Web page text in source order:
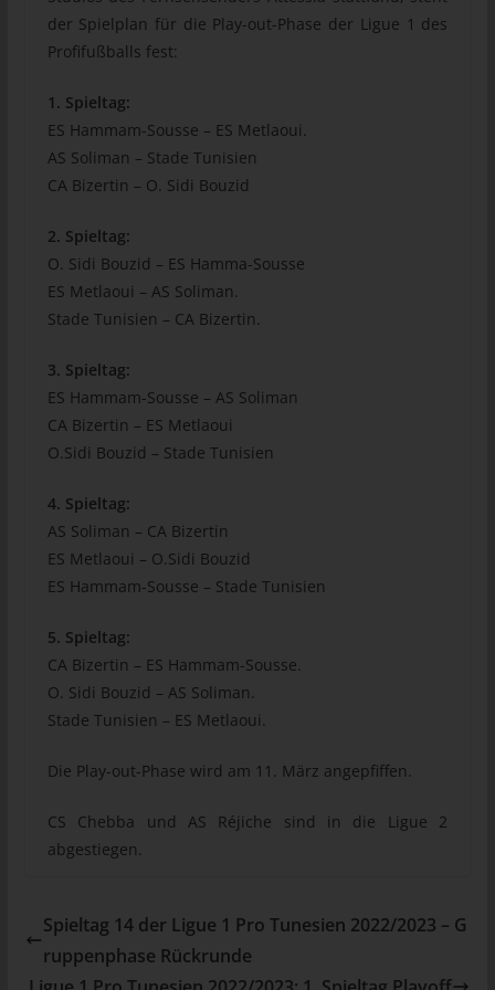
der Spielplan für die Play-out-Phase der Ligue 1 des
Profifußballs fest:
1. Spieltag:
ES Hammam-Sousse – ES Metlaoui.
AS Soliman – Stade Tunisien
CA Bizertin – O. Sidi Bouzid
2. Spieltag:
O. Sidi Bouzid – ES Hamma-Sousse
ES Metlaoui – AS Soliman.
Stade Tunisien – CA Bizertin.
3. Spieltag:
ES Hammam-Sousse – AS Soliman
CA Bizertin – ES Metlaoui
O.Sidi Bouzid – Stade Tunisien
4. Spieltag:
AS Soliman – CA Bizertin
ES Metlaoui – O.Sidi Bouzid
ES Hammam-Sousse – Stade Tunisien
5. Spieltag:
CA Bizertin – ES Hammam-Sousse.
O. Sidi Bouzid – AS Soliman.
Stade Tunisien – ES Metlaoui.
Die Play-out-Phase wird am 11. März angepfiffen.
CS Chebba und AS Réjiche sind in die Ligue 2
abgestiegen.
Spieltag 14 der Ligue 1 Pro Tunesien 2022/2023 – G
ruppenphase Rückrunde
Personen, die unter der unmittelbaren Verantwortung des
Verantwortlichen oder des Auftragsverarbeiters befugt sind, die
k) Einwilligung
Einwilligung ist jede von der betroffenen Person freiwillig für den
bestimmten Fall in informierter Weise und unmissverständlich
abgegebene Willensbekundung in Form einer Erklärung oder
die betroffene Person zu verstehen gibt, dass sie mit der
Verarbeitung der sie betreffenden personenbezogenen Daten
einverstanden ist.
Verarbeitung Verantwortlichen
Verantwortlicher im Sinne der Datenschutz-Grundverordnung,
sonstiger in den Mitgliedstaaten der Europäischen Union
geltenden Datenschutzgesetze und anderer Bestimmungen mit
tunesienfussball.de
Uwe Wassenberg
Rue 2 Mars
Telefon: +216 216 16 616
E-Mail:
Die Internetseiten verwenden Cookies. Cookies sind
Computersystem abgelegt und gespeichert werden.
ist eine eindeutige Kennung des Cookies. Sie besteht aus einer
Zeichenfolge, durch welche Internetseiten und Server dem
konkreten Internetbrowser zugeordnet werden können, in dem